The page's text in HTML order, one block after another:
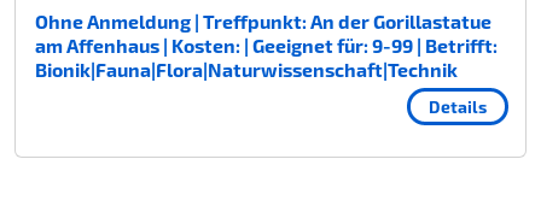
Ohne Anmeldung | Treffpunkt: An der Gorillastatue
am Affenhaus | Kosten: | Geeignet für: 9-99 | Betrifft:
Bionik|Fauna|Flora|Naturwissenschaft|Technik
Details